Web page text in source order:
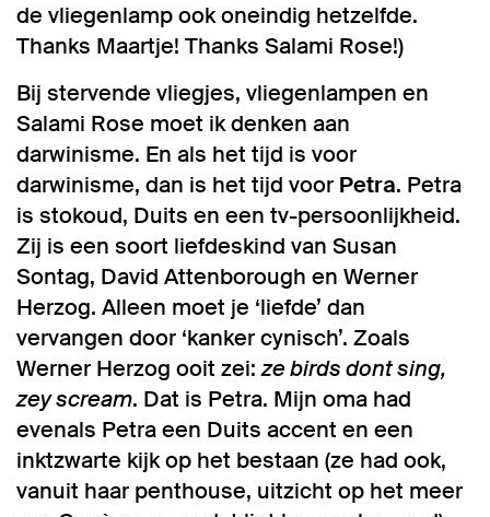
de vliegenlamp ook oneindig hetzelfde.
Thanks Maartje! Thanks Salami Rose!)
Bij stervende vliegjes, vliegenlampen en
Salami Rose moet ik denken aan
darwinisme. En als het tijd is voor
darwinisme, dan is het tijd voor Petra. Petra
is stokoud, Duits en een tv-persoonlijkheid.
Zij is een soort liefdeskind van Susan
Sontag, David Attenborough en Werner
Herzog. Alleen moet je ‘liefde’ dan
vervangen door ‘kanker cynisch’. Zoals
Werner Herzog ooit zei:ze birds dont sing,
zey scream. Dat is Petra. Mijn oma had
evenals Petra een Duits accent en een
inktzwarte kijk op het bestaan (ze had ook,
vanuit haar penthouse, uitzicht op het meer